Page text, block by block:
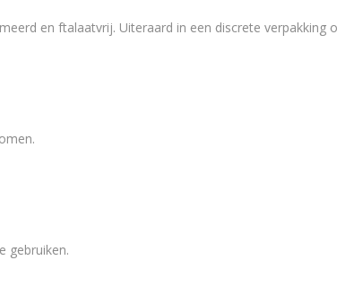
en ftalaatvrij. Uiteraard in een discrete verpakking
gebruiken.